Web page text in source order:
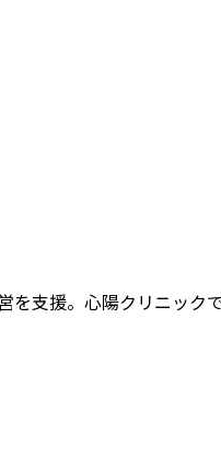
支援。心陽クリニック